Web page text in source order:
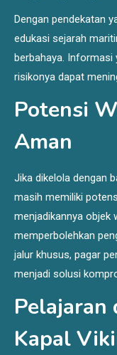
Dengan pendekatan
edukasi sejarah
berbahaya. Informasi
risikonya dapat
Potensi
Aman
Jika dikelola dengan
masih memiliki
menjadikannya objek
memperbolehkan
jalur khusus, pagar
menjadi solusi
Pelajaran
Kapal